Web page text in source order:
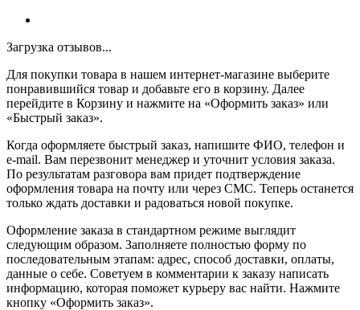
Загрузка отзывов...
Для покупки товара в нашем интернет-магазине выберите
понравившийся товар и добавьте его в корзину. Далее
перейдите в Корзину и нажмите на «Оформить заказ» или
«Быстрый заказ».
Когда оформляете быстрый заказ, напишите ФИО, телефон и
e-mail. Вам перезвонит менеджер и уточнит условия заказа.
По результатам разговора вам придет подтверждение
оформления товара на почту или через СМС. Теперь останется
только ждать доставки и радоваться новой покупке.
Оформление заказа в стандартном режиме выглядит
следующим образом. Заполняете полностью форму по
последовательным этапам: адрес, способ доставки, оплаты,
данные о себе. Советуем в комментарии к заказу написать
информацию, которая поможет курьеру вас найти. Нажмите
кнопку «Оформить заказ».